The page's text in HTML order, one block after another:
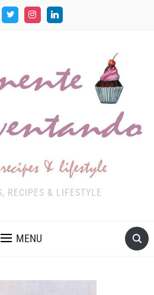
RECIPES & LIFESTYLE
MENU